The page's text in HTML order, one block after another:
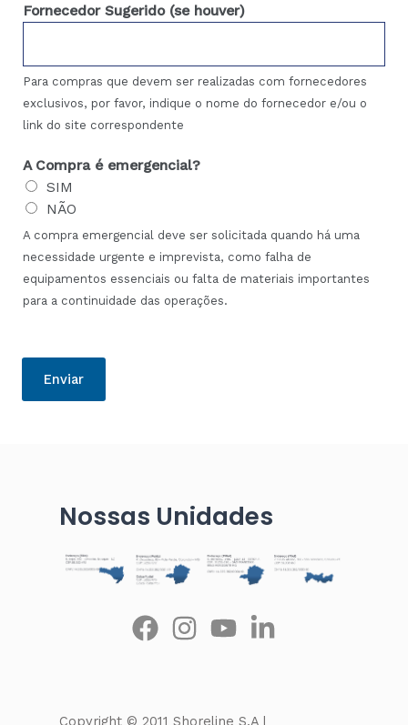
Fornecedor Sugerido (se houver)
Para compras que devem ser realizadas com fornecedores
exclusivos, por favor, indique o nome do fornecedor e/ou o
link do site correspondente
A Compra é emergencial?
SIM
NÃO
A compra emergencial deve ser solicitada quando há uma
necessidade urgente e imprevista, como falha de
equipamentos essenciais ou falta de materiais importantes
para a continuidade das operações.
Enviar
Nossas Unidades
Copyright © 2011 Shoreline S.A |